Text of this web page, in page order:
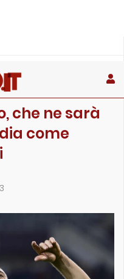
che ne sarà
come